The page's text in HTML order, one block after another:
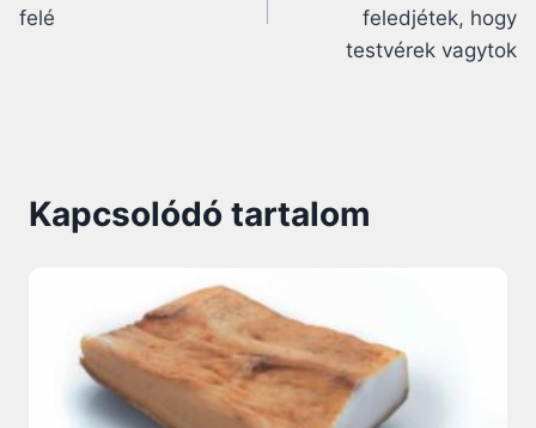
felé
feledjétek, hogy
testvérek vagytok
Kapcsolódó tartalom